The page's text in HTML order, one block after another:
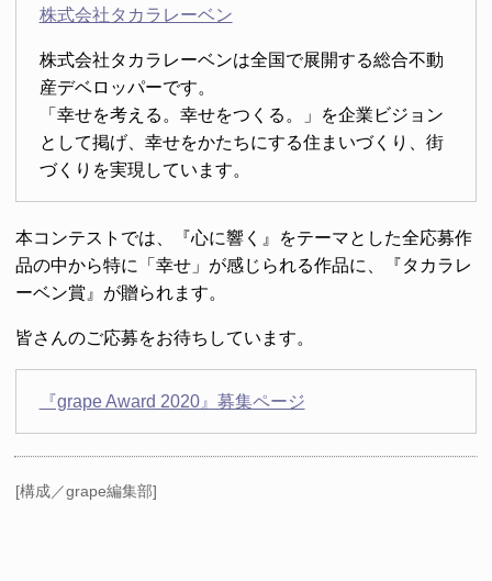
株式会社タカラレーベン
株式会社タカラレーベンは全国で展開する総合不動
産デベロッパーです。
「幸せを考える。幸せをつくる。」を企業ビジョン
として掲げ、幸せをかたちにする住まいづくり、街
づくりを実現しています。
本コンテストでは、『心に響く』をテーマとした全応募作
品の中から特に「幸せ」が感じられる作品に、『タカラレ
ーベン賞』が贈られます。
皆さんのご応募をお待ちしています。
『grape Award 2020』募集ページ
[構成／grape編集部]